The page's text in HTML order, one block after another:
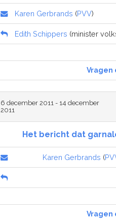
Karen Gerbrands (PVV)
Edith Schippers (minister
Vragen
6 december 2011 - 14 december
2011
Het bericht dat
Karen Gerbrands (
Vragen